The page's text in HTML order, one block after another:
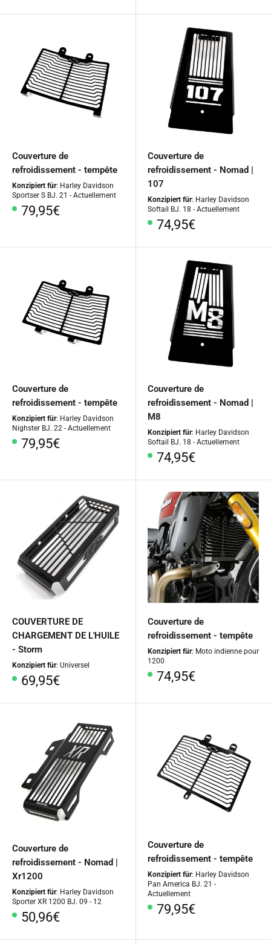
spécial
spécial
Couverture de
refroidissement - tempête
Konzipiert für: Harley Davidson
Sportser S BJ. 21 - Actuellement
Prix
79,95€
Couverture de
refroidissement - Nomad |
107
Konzipiert für: Harley Davidson
Softail BJ. 18 - Actuellement
Prix
spécial
74,95€
Couverture de
refroidissement - tempête
Konzipiert für: Harley Davidson
Nighster BJ. 22 - Actuellement
Prix
79,95€
Couverture de
refroidissement - Nomad |
M8
Konzipiert für: Harley Davidson
Softail BJ. 18 - Actuellement
Prix
spécial
74,95€
COUVERTURE DE
CHARGEMENT DE L'HUILE
- Storm
Konzipiert für: Universel
Prix
spécial
69,95€
Couverture de
refroidissement - tempête
Konzipiert für: Moto indienne pour
1200
Prix
spécial
74,95€
Couverture de
refroidissement - Nomad |
Xr1200
Konzipiert für: Harley Davidson
Sporter XR 1200 BJ. 09 - 12
Prix
50,96€
Couverture de
refroidissement - tempête
Konzipiert für: Harley Davidson
Pan America BJ. 21 -
Actuellement
Prix
spécial
79,95€